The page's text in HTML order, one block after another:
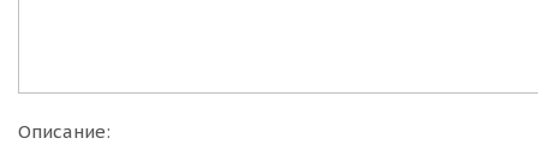
Описание: